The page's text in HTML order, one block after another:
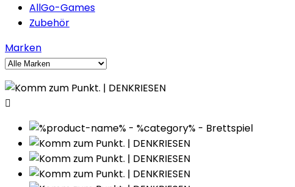
AllGo-Games
Zubehör
Marken
